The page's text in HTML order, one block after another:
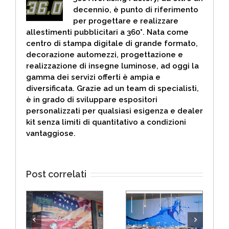
decennio, è punto di riferimento
per progettare e realizzare
allestimenti pubblicitari a 360°. Nata come
centro di stampa digitale di grande formato,
decorazione automezzi, progettazione e
realizzazione di insegne luminose, ad oggi la
gamma dei servizi offerti è ampia e
diversificata. Grazie ad un team di specialisti,
è in grado di sviluppare espositori
personalizzati per qualsiasi esigenza e dealer
kit senza limiti di quantitativo a condizioni
vantaggiose.
Post correlati
COME
RIQUALIFICARE UN
COME DEVE
ESSERE L’INTERIOR